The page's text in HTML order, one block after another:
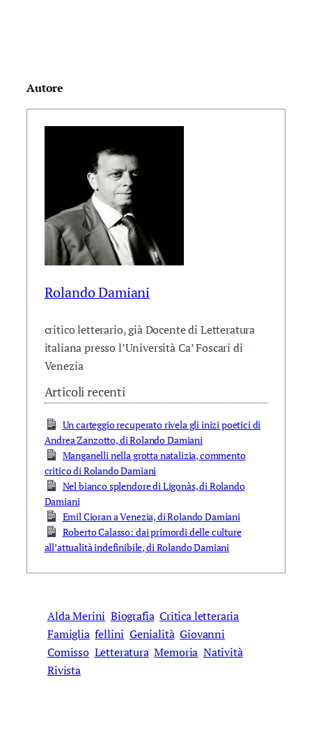
Autore
Rolando Damiani
critico letterario, già Docente di Letteratura
italiana presso l’Università Ca’ Foscari di
Venezia
Articoli recenti
Un carteggio recuperato rivela gli inizi poetici di
Andrea Zanzotto, di Rolando Damiani
Manganelli nella grotta natalizia, commento
critico di Rolando Damiani
Nel bianco splendore di Ligonàs, di Rolando
Damiani
Emil Cioran a Venezia, di Rolando Damiani
Roberto Calasso: dai primordi delle culture
all’attualità indefinibile, di Rolando Damiani
Alda Merini Biografia Critica letteraria
Famiglia fellini Genialità Giovanni
Comisso Letteratura Memoria Natività
Rivista